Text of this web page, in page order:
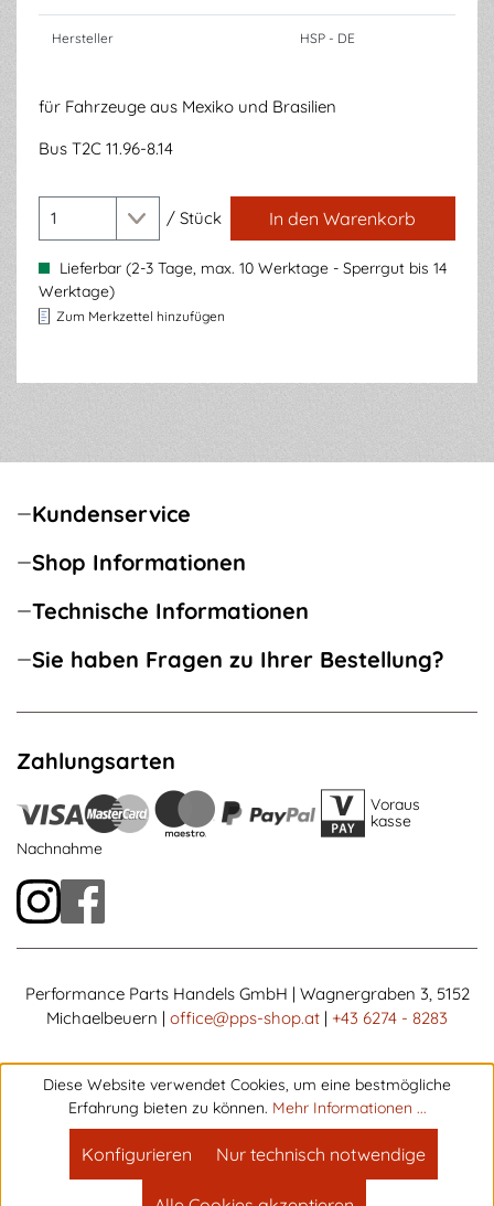
Hersteller HSP - DE
für Fahrzeuge aus Mexiko und Brasilien
Bus T2C 11.96-8.14
/ Stück In den Warenkorb
Lieferbar (2-3 Tage, max. 10 Werktage - Sperrgut bis 14
Werktage)
Zum Merkzettel hinzufügen
Kundenservice
Shop Informationen
Technische Informationen
Sie haben Fragen zu Ihrer Bestellung?
Zahlungsarten
Voraus
kasse
Nachnahme
Performance Parts Handels GmbH | Wagnergraben 3, 5152
Michaelbeuern | office@pps-shop.at | +43 6274 - 8283
Diese Website verwendet Cookies, um eine bestmögliche
Erfahrung bieten zu können. Mehr Informationen ...
Nur technisch notwendige
Konfigurieren